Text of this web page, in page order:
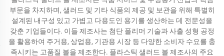
부문을 차지하며, 샐러드 및 기타 식품의 제공 및 보관을 위해 특별히
설계된 내구성 있고 가볍고 다용도인 용기를 생산하는 데 전문성을
갖춘 기업들이다. 이들 제조사는 첨단 폴리머 기술과 사출 성형 공정
을 활용하여 주거용, 상업용, 기관용 시장 등 다양한 소비자 수요를 충
족시키는 고품질 볼을 제조한다. 플라스틱 샐러드 볼 제조사의 주요